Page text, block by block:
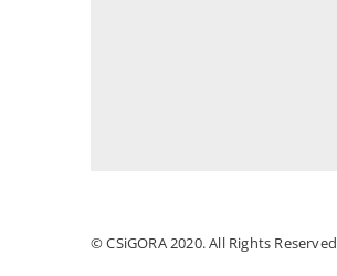
© CSiGORA 2020. All Rights Reserved